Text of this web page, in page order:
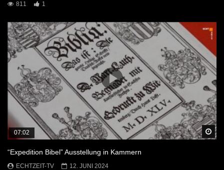
811
1
07:02
“Expedition Bibel” Ausstellung in Kammern
ECHTZEIT-TV
12. JUNI 2024